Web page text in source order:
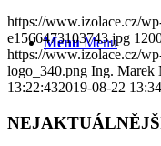
Menu Menu
https://www.izolace.cz/
e1566473103743.jpg
https://www.izolace.cz/
logo_340.png Ing. Marek
13:22:432019-08-22